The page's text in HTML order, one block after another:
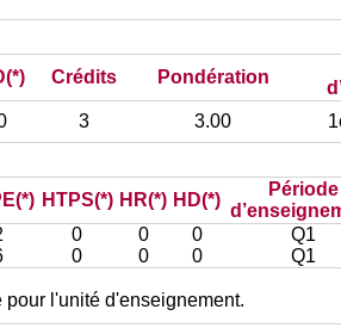
Crédits Pondération
3 3.00
HTPS(*) HR(*) HD(*)
Période
0 0 0
Q1
0 0 0 Q1
l'unité d'enseignement.